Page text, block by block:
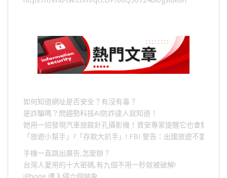
如何知道網址是否安全？有沒有毒？
是詐騙嗎？問趨勢科技AI防詐達人就知道！
她用一招發現汽車旅館針孔攝影機！資安專家提醒它也會駭人成
「旅遊小幫手」 ? 「存款大扒手」 ! FBI 警告：出國旅遊不要做的
手機一直跳出廣告,怎麼辦？
台灣人愛用的十大密碼,有九個不用一秒就被破解!